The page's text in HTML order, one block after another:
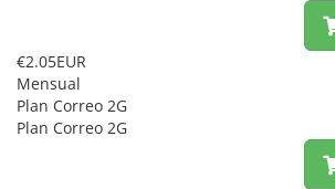
€2.05EUR
Mensual
Plan Correo 2G
Plan Correo 2G